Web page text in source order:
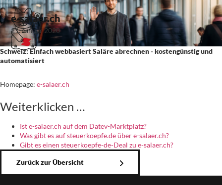
e-salaer.ch
21. Januar 2020
Schweiz: Einfach webbasiert Saläre abrechnen - kostengünstig und
automatisiert
Homepage: e-salaer.ch
Weiterklicken …
Ist e-salaer.ch auf dem Datev-Marktplatz?
Was gibt es auf steuerkoepfe.de über e-salaer.ch?
Gibt es einen steuerkoepfe-de-Deal zu e-salaer.ch?
Zurück zur Übersicht